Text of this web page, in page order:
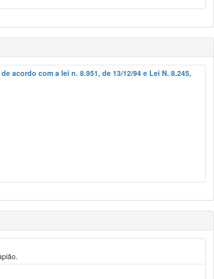
acordo com a lei n. 8.951, de 13/12/94 e Lei N. 8.245,